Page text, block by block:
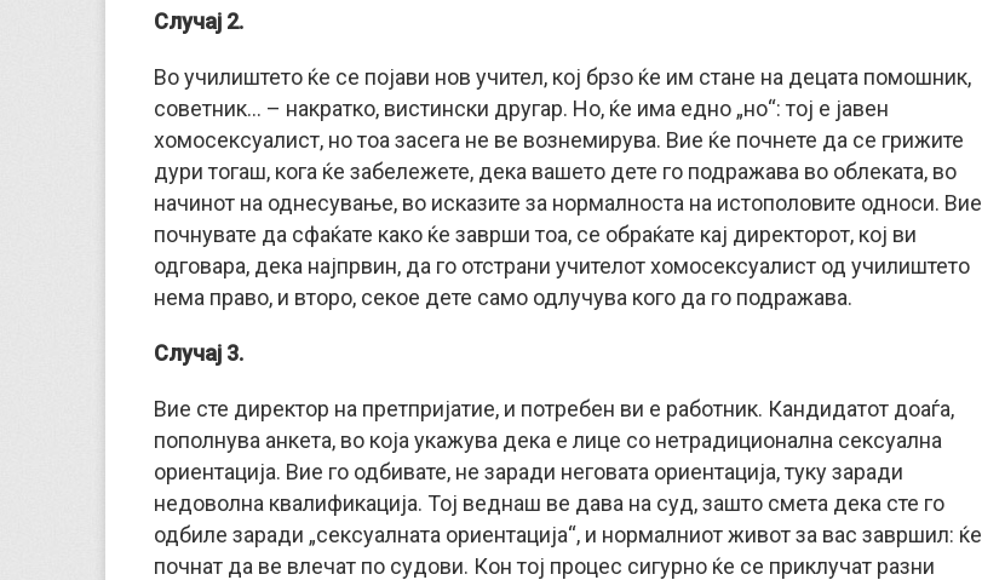
Случај 2.
Во училиштето ќе се појави нов учител, кој брзо ќе им стане на децата помошник,
советник… – накратко, вистински другар. Но, ќе има едно „но“: тој е јавен
хомосексуалист, но тоа засега не ве вознемирува. Вие ќе почнете да се грижите
дури тогаш, кога ќе забележете, дека вашето дете го подражава во облеката, во
начинот на однесување, во исказите за нормалноста на истополовите односи. Вие
почнувате да сфаќате како ќе заврши тоа, се обраќате кај директорот, кој ви
одговара, дека најпрвин, да го отстрани учителот хомосексуалист од училиштето
нема право, и второ, секое дете само одлучува кого да го подражава.
Случај 3.
Вие сте директор на претпријатие, и потребен ви е работник. Кандидатот доаѓа,
пополнува анкета, во која укажува дека е лице со нетрадиционална сексуална
ориентација. Вие го одбивате, не заради неговата ориентација, туку заради
недоволна квалификација. Тој веднаш ве дава на суд, зашто смета дека сте го
одбиле заради „сексуалната ориентација“, и нормалниот живот за вас завршил: ќе
почнат да ве влечат по судови. Кон тој процес сигурно ќе се приклучат разни